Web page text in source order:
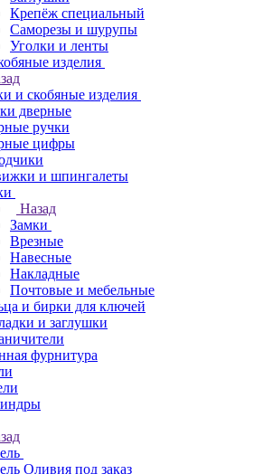
Крепёж специальный
Саморезы и шурупы
Уголки и ленты
изделия
и скобяные изделия
дверные
ручки
цифры
и шпингалеты
Назад
Замки
Врезные
Навесные
Накладные
Почтовые и мебельные
и бирки для ключей
и заглушки
фурнитура
Оливия под заказ